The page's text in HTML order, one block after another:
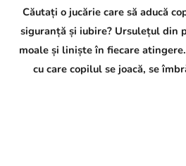
Căutați o jucărie care să aducă
siguranță și iubire? Ursulețul din
moale și liniște în fiecare
cu care copilul se joacă, se